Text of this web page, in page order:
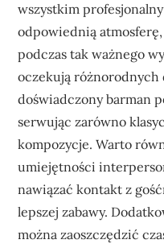
wszystkim
odpowiednią
podczas tak ważnego
oczekują
doświadczony barman
serwując zarówno
kompozycje. Warto
umiejętności
nawiązać kontakt z
lepszej zabawy.
można zaoszczędzić